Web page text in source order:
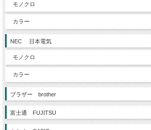
モノクロ
カラー
NEC 日本電気
モノクロ
カラー
ブラザー brother
富士通 FUJITSU